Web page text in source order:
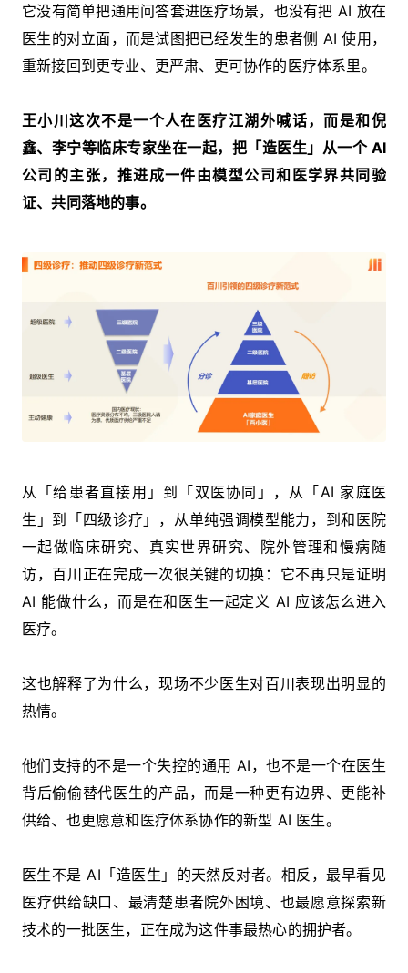
它没有简单把通用问答套进医疗场景，也没有把 AI 放在
医生的对立面，而是试图把已经发生的患者侧 AI 使用，
重新接回到更专业、更严肃、更可协作的医疗体系里。
王小川这次不是一个人在医疗江湖外喊话，而是和倪
鑫、李宁等临床专家坐在一起，把「造医生」从一个 AI
公司的主张，推进成一件由模型公司和医学界共同验
证、共同落地的事。
从「给患者直接用」到「双医协同」，从「AI 家庭医
生」到「四级诊疗」，从单纯强调模型能力，到和医院
一起做临床研究、真实世界研究、院外管理和慢病随
访，百川正在完成一次很关键的切换：它不再只是证明
AI 能做什么，而是在和医生一起定义 AI 应该怎么进入
医疗。
这也解释了为什么，现场不少医生对百川表现出明显的
热情。
他们支持的不是一个失控的通用 AI，也不是一个在医生
背后偷偷替代医生的产品，而是一种更有边界、更能补
供给、也更愿意和医疗体系协作的新型 AI 医生。
医生不是 AI「造医生」的天然反对者。相反，最早看见
医疗供给缺口、最清楚患者院外困境、也最愿意探索新
技术的一批医生，正在成为这件事最热心的拥护者。